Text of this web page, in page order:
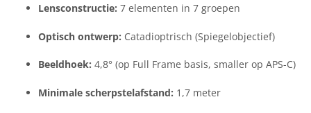
Lensconstructie: 7 elementen in 7 groepen
Optisch ontwerp: Catadioptrisch (Spiegelobjectief)
Beeldhoek: 4,8° (op Full Frame basis, smaller op APS-C)
Minimale scherpstelafstand: 1,7 meter